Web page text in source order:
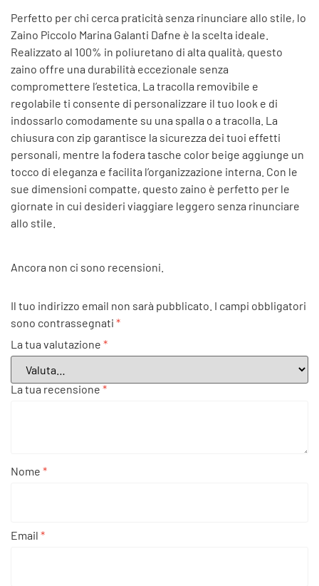
Perfetto per chi cerca praticità senza rinunciare allo stile, lo
Zaino Piccolo Marina Galanti Dafne è la scelta ideale.
Realizzato al 100% in poliuretano di alta qualità, questo
zaino offre una durabilità eccezionale senza
compromettere l’estetica. La tracolla removibile e
regolabile ti consente di personalizzare il tuo look e di
indossarlo comodamente su una spalla o a tracolla. La
chiusura con zip garantisce la sicurezza dei tuoi effetti
personali, mentre la fodera tasche color beige aggiunge un
tocco di eleganza e facilita l’organizzazione interna. Con le
sue dimensioni compatte, questo zaino è perfetto per le
giornate in cui desideri viaggiare leggero senza rinunciare
allo stile.
Ancora non ci sono recensioni.
Il tuo indirizzo email non sarà pubblicato. I campi obbligatori
sono contrassegnati *
La tua valutazione *
La tua recensione *
Nome *
Email *